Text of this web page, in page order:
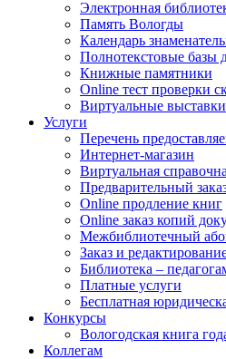
Электронная
Память Вологды
Календарь
Полнотекстовые базы
Книжные памятники
Online тест проверки
Виртуальные выставки
Услуги
Перечень
Интернет-магазин
Виртуальная
Предварительный
Online продление книг
Online заказ копий
Межбиблиотечный
Заказ и
Библиотека –
Платные услуги
Бесплатная
Конкурсы
Вологодская книга
Коллегам